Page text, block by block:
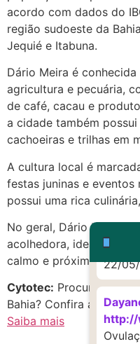
acordo com dados do
região sudoeste da
Jequié e Itabuna.
Dário Meira é
agricultura e pecuária,
de café, cacau e
a cidade também
cachoeiras e trilhas em
A cultura local é
festas juninas e
possui uma rica
No geral, Dário Meira é
acolhedora, ideal para
calmo e próximo da
Cytotec: Procurando c-
Bahia? Confira as
Saiba mais
http://
Eu
http://
Deve
22/05/
G
http://
Muito
22/
http://